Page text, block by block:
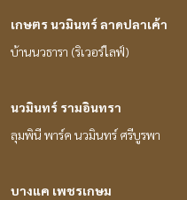
เกษตร นวมินทร์ ลาดปลาเค้า
บ้านนวธารา (ริเวอร์ไลฟ์)
นวมินทร์ รามอินทรา
ลุมพินี พาร์ค นวมินทร์ ศรีบูรพา
บางแค เพชรเกษม